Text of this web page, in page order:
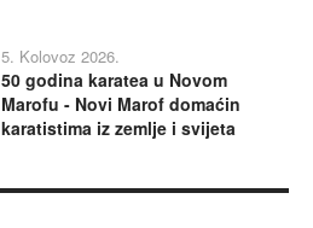
5. Kolovoz 2026.
50 godina karatea u Novom
Marofu - Novi Marof domaćin
karatistima iz zemlje i svijeta